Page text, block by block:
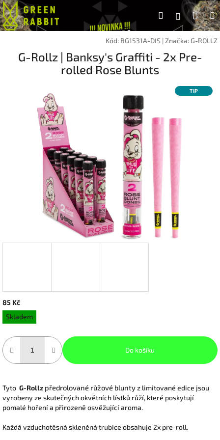
Přejít
na
obsah
Hledat
Kód: BG1531A-DIS |Značka: G-ROLLZ
G-Rollz | Banksy's Graffiti - 2x Pre-
rolled Rose Blunts
TIP
85 Kč
Měrná
cena:
Skladem
Do košíku
Tyto G-Rollz předrolované růžové bluntyz limitované edice jsou
vyrobeny ze skutečných okvětních lístků růží, které poskytují
pomalé hoření a přirozeně osvěžující aroma.
Každá vzduchotěsná skleněná trubice obsahuje 2x pre-roll.